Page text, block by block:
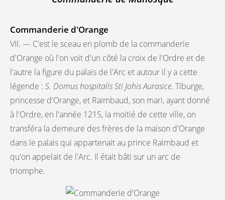
Commanderie d'Orange
VII. — C'est le sceau en plomb de la commanderie
d'Orange où l'on voit d'un côté la croix de l'Ordre et de
l'autre la figure du palais de l'Arc et autour il y a cette
légende : S. Domus hospitalis Sti Johis Aurasice. Tiburge,
princesse d'Orange, et Raimbaud, son mari, ayant donné
à l'Ordre, en l'année 1215, la moitié de cette ville, on
transféra la demeure des frères de la maison d'Orange
dans le palais qui appartenait au prince Raimbaud et
qu'on appelait de l'Arc. Il était bâti sur un arc de
triomphe.